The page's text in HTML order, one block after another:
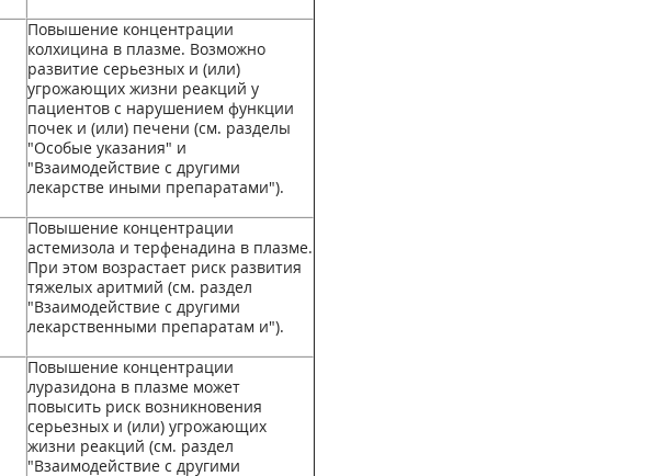
Повышение концентрации
колхицина в плазме. Возможно
развитие серьезных и (или)
угрожающих жизни реакций у
пациентов с нарушением функции
почек и (или) печени (см. разделы
"Особые указания" и
"Взаимодействие с другими
лекарстве иными препаратами").
Повышение концентрации
астемизола и терфенадина в плазме.
При этом возрастает риск развития
тяжелых аритмий (см. раздел
"Взаимодействие с другими
лекарственными препаратам и").
Повышение концентрации
луразидона в плазме может
повысить риск возникновения
серьезных и (или) угрожающих
жизни реакций (см. раздел
"Взаимодействие с другими